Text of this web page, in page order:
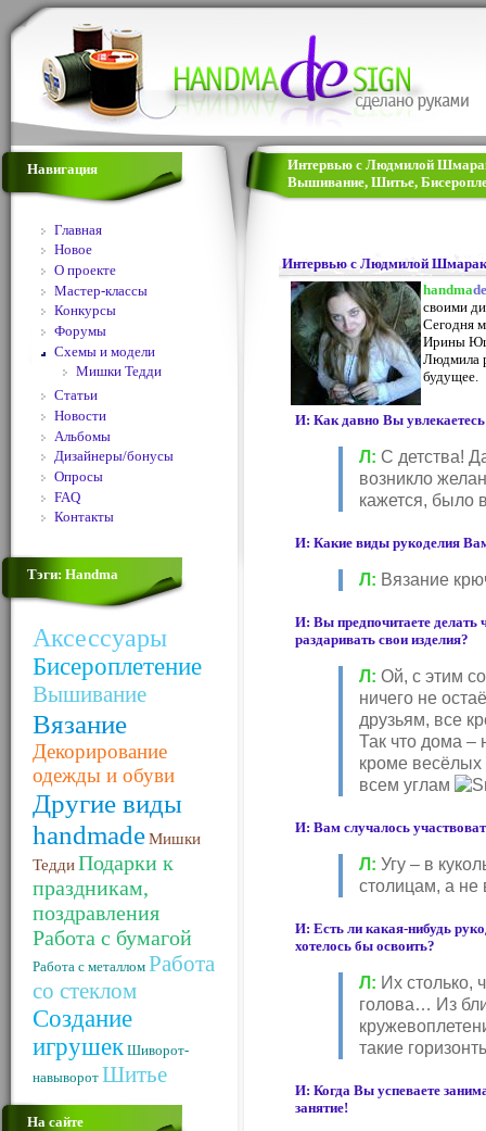
Навигация
Главная
Новое
О проекте
Мастер-классы
Конкурсы
Форумы
Схемы и модели
Мишки Тедди
Статьи
Новости
Альбомы
Дизайнеры/бонусы
Опросы
FAQ
Контакты
Тэги: Handma
Аксессуары
Бисероплетение
Вышивание
Вязание
Декорирование
одежды и обуви
Другие виды
handmadeМишки
ТеддиПодарки к
праздникам,
поздравления
Работа с бумагой
Работа с металлом Работа
со стеклом
Создание
игрушек Шиворот-
навыворот Шитье
На сайте
Интервью с Людмилой
Вышивание, Шитье,
Интервью с Людмилой
handmade
своими
Сегодня
Ирины
Людмила
будущее.
И: Как давно Вы
Л: С детства!
возникло
кажется, было
И: Какие виды рукоделия
Л: Вязание
И: Вы предпочитаете делать
раздаривать свои изделия?
Л: Ой, с этим
ничего не
друзьям, все
Так что дома –
кроме весёлых
всем углам
И: Вам случалось
Л: Угу – в
столицам, а
И: Есть ли какая-нибудь
хотелось бы освоить?
Л: Их столько,
голова… Из
такие
И: Когда Вы успеваете
занятие!